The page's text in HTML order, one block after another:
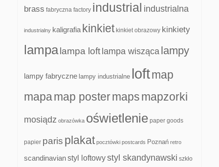
brass fabryczna factory industrial industrialna
industrialny kaligrafia kinkiet kinkiet obrazowy kinkiety
lampa lampa loft lampa wisząca lampy
lampy fabryczne lampy industrialne loftmap
mapamap postermapsmapzorki
mosiądz obrazówka oświetlenie paper goods
papier paris plakat pocztówki postcards Poznań retro
scandinavianstyl loftowystyl skandynawski szkło